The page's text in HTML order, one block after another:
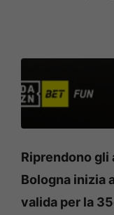
Riprendono gli
Bologna inizia
valida per la